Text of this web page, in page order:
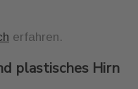
erfahren.
plastisches Hirn